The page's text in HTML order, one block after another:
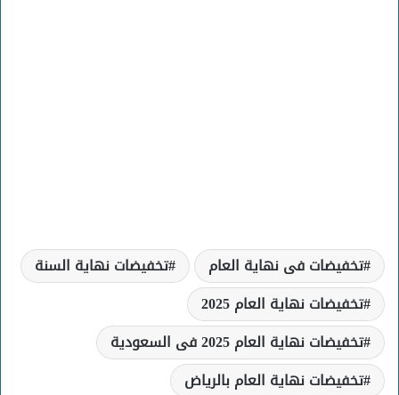
تخفيضات فى نهاية العام
تخفيضات نهاية السنة
تخفيضات نهاية العام 2025
تخفيضات نهاية العام 2025 فى السعودية
تخفيضات نهاية العام بالرياض